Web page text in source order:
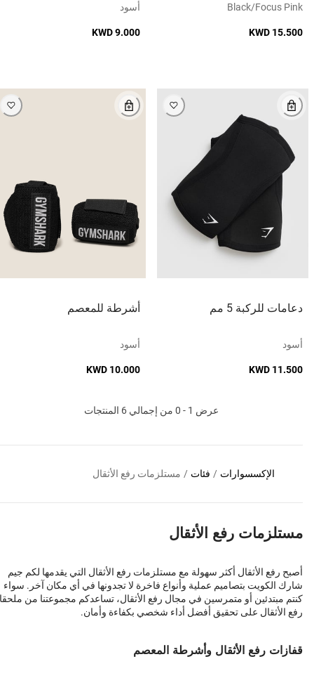
Black/focus Pink
KWD 15.500
أسود
KWD 9.000
دعامات للركبة 5 مم
أسود
KWD 11.500
أشرطة للمعصم
أسود
KWD 10.000
عرض 1 - 0 من إجمالي 6 المنتجات
الإكسسوارات / فئات / مستلزمات رفع الأثقال
مستلزمات رفع الأثقال
أصبح رفع الأثقال أكثر سهولة مع مستلزمات رفع الأثقال التي يقدمها لكم جيم
شارك الكويت بتصاميم عملية وأنواع فاخرة لا تجدونها في أي مكان آخر. سواء
كنتم مبتدئين أو متمرسين في مجال رفع الأثقال، تساعدكم مجموعتنا من
رفع الأثقال على تحقيق أفضل أداء شخصي بكفاءة وأمان.
قفازات رفع الأثقال وأشرطة المعصم